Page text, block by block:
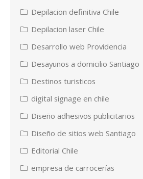
Depilacion definitiva Chile
Depilacion laser Chile
Desarrollo web Providencia
Desayunos a domicilio Santiago
Destinos turisticos
digital signage en chile
Diseño adhesivos publicitarios
Diseño de sitios web Santiago
Editorial Chile
empresa de carrocerías